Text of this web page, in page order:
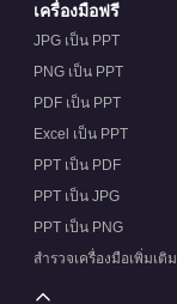
เครื่องมือฟรี
JPG เป็น PPT
PNG เป็น PPT
PDF เป็น PPT
Excel เป็น PPT
PPT เป็น PDF
PPT เป็น JPG
PPT เป็น PNG
สำรวจเครื่องมือเพิ่มเติม